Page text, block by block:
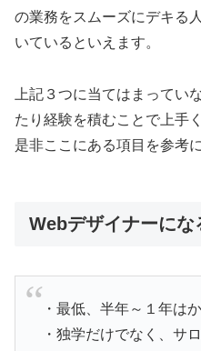
の業務をスムーズにデキる
いているといえます。
上記３つに当てはまってい
たり経験を積むことで上手
是非ここにある項目を参考
Webデザイナーにな
・最低、半年～１年は
・独学だけでなく、サ